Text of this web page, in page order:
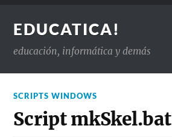
EDUCATICA!
educación, informática y demás
SCRIPTS WINDOWS
Script mkSkel.bat